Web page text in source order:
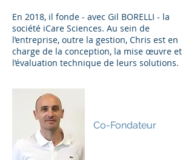
Co-Fondateur
En 2018, il fonde - avec Gil BORELLI - la
société iCare Sciences. Au sein de
l’entreprise, outre la gestion, Chris est en
charge de la conception, la mise œuvre et
l’évaluation technique de leurs solutions.